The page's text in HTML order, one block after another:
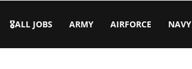
🎖️ALL JOBS ARMY AIRFORCE NAVY